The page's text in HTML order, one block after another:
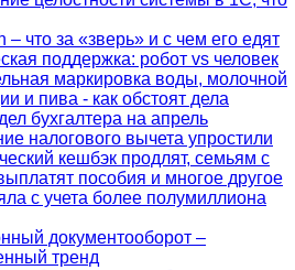
– что за «зверь» и с чем его едят
поддержка: робот vs человек
маркировка воды, молочной
и пива - как обстоят дела
бухгалтера на апрель
налогового вычета упростили
кешбэк продлят, семьям с
пособия и многое другое
с учета более полумиллиона
документооборот –
тренд